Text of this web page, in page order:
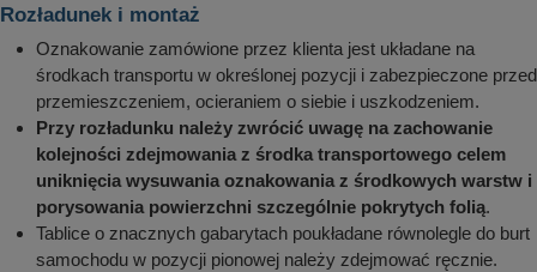
Rozładunek i montaż
Oznakowanie zamówione przez klienta jest układane na
środkach transportu w określonej pozycji i zabezpieczone przed
przemieszczeniem, ocieraniem o siebie i uszkodzeniem.
Przy rozładunku należy zwrócić uwagę na zachowanie
kolejności zdejmowania z środka transportowego celem
uniknięcia wysuwania oznakowania z środkowych warstw i
porysowania powierzchni szczególnie pokrytych folią.
Tablice o znacznych gabarytach poukładane równolegle do burt
samochodu w pozycji pionowej należy zdejmować ręcznie.